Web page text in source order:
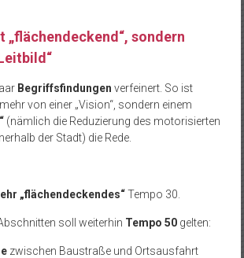
„flächendeckend“, sondern
Begriffsfindungen verfeinert. So ist
von einer „Vision“, sondern einem
(nämlich die Reduzierung des motorisierten
der Stadt) die Rede.
„flächendeckendes“Tempo 30.
soll weiterhin Tempo 50gelten:
zwischen Baustraße und Ortsausfahrt